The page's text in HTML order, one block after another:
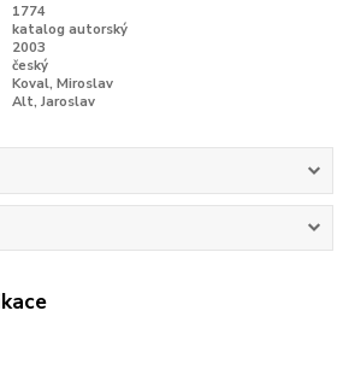
1774
katalog autorský
2003
český
Koval, Miroslav
Alt, Jaroslav